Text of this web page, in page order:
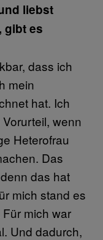
liebst
gibt es
dass ich
mein
hat. Ich
wenn
Heterofrau
Das
das hat
mich stand es
mich war
Und dadurch,